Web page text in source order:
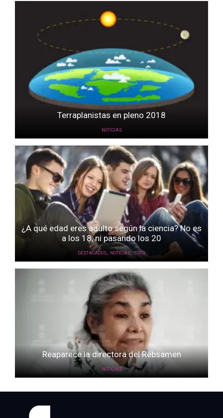
Terraplanistas en pleno 2018
NOTICIAS
¿A qué edad eres adulto según la ciencia? No es
a los 18, ni pasando los 20
DESTACADOS, NOTICIAS ,TOP 3
Reaparece la directora del Rébsamen
NOTICIAS